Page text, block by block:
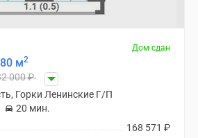
Дом сдан
м2
000₽
Горки Ленинские Г/П
20 мин.
168 571 ₽